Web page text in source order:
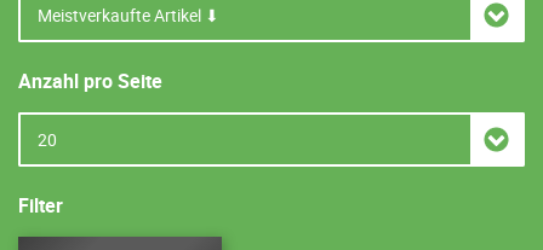
Anzahl pro Seite
Filter